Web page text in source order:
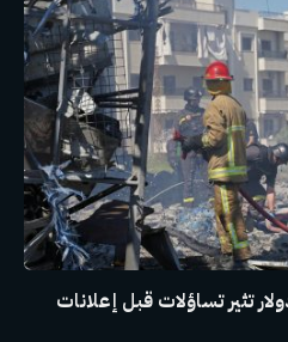
7 مليارات دولار تثير تساؤلات قبل إعلانات